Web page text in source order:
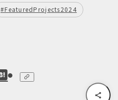
#FeaturedProjects2024